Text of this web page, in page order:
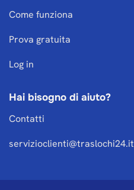
Come funziona
Prova gratuita
Log in
Hai bisogno di aiuto?
Contatti
servizioclienti@traslochi24.it